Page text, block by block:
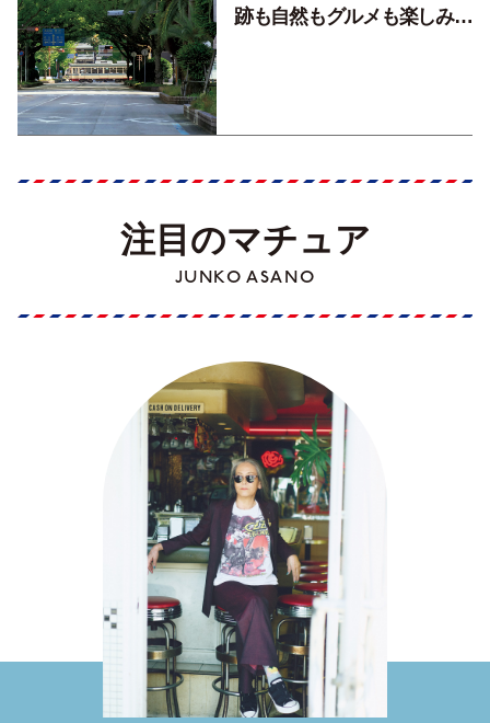
跡も自然もグルメも楽しみ尽
注目のマチュア
JUNKO ASANO